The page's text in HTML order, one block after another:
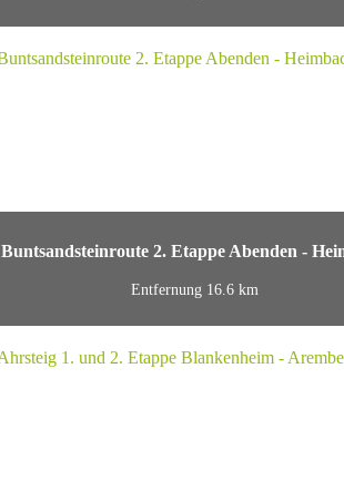
Buntsandsteinroute 2. Etappe Abenden -
Entfernung 16.6 km